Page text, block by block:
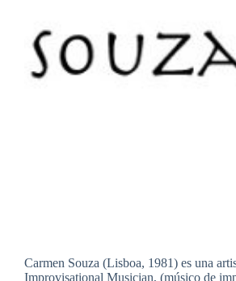
Carmen Souza (Lisboa, 1981) es una
Improvisational Musician, (músico de